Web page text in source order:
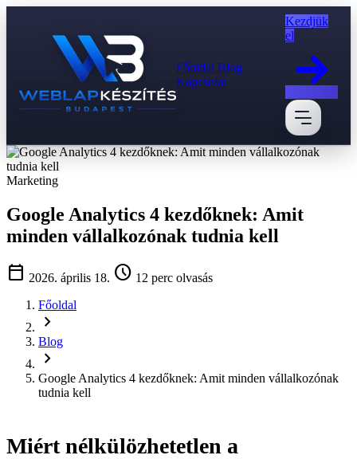
Főoldal Blog
Kapcsolat
Kezdjük
el
Marketing
Google Analytics 4 kezdőknek: Amit
minden vállalkozónak tudnia kell
calendar_today 2026. április 18. schedule 12 perc olvasás
Főoldal
chevron_right
Blog
chevron_right
Google Analytics 4 kezdőknek: Amit minden vállalkozónak
tudnia kell
Miért nélkülözhetetlen a